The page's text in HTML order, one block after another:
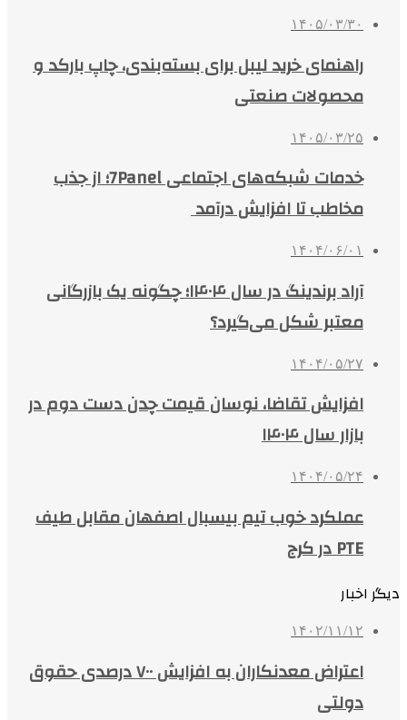
۱۴۰۵/۰۳/۳۰
راهنمای خرید لیبل برای بسته‌بندی، چاپ بارکد و
محصولات صنعتی
۱۴۰۵/۰۳/۲۵
خدمات شبکه‌های اجتماعی 7Panel؛ از جذب
مخاطب تا افزایش درآمد
۱۴۰۴/۰۶/۰۱
آراد برندینگ در سال ۱۴۰۴؛ چگونه یک بازرگانی
معتبر شکل می‌گیرد؟
۱۴۰۴/۰۵/۲۷
افزایش تقاضا، نوسان قیمت چدن دست دوم در
بازار سال ۱۴۰۴
۱۴۰۴/۰۵/۲۴
عملکرد خوب تیم بیسبال اصفهان مقابل طیف
PTE در کرج
دیگر اخبار
۱۴۰۲/۱۱/۱۲
اعتراض معدنکاران به افزایش ۷۰۰ درصدی حقوق
دولتی